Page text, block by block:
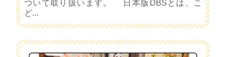
ついて取り扱います。 日本版DBSとは、こ
ど...